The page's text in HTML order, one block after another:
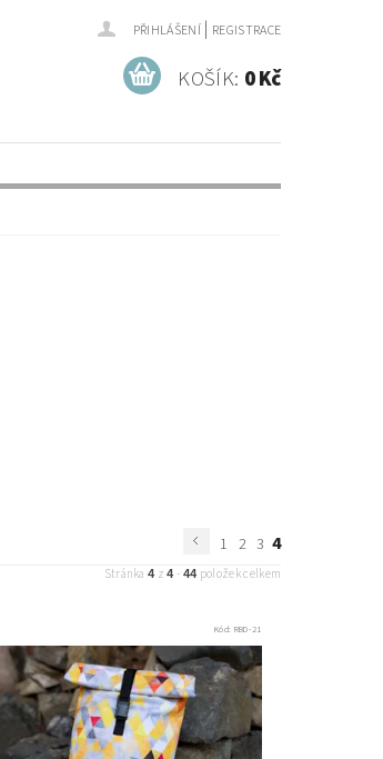
PŘIHLÁŠENÍ | REGISTRACE
KOŠÍK: 0 Kč
1 2 3 4
Stránka4 z4 - 44 položek celkem
Kód: RBD-21